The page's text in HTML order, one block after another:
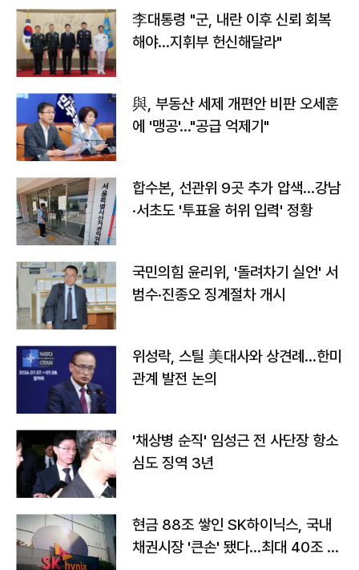
李대통령 "군, 내란 이후 신뢰 회복
해야…지휘부 헌신해달라"
與, 부동산 세제 개편안 비판 오세훈
에 '맹공'…"공급 억제기"
합수본, 선관위 9곳 추가 압색…강남
·서초도 '투표율 허위 입력' 정황
국민의힘 윤리위, '돌려차기 실언' 서
범수·진종오 징계절차 개시
위성락, 스틸 美대사와 상견례…한미
관계 발전 논의
'채상병 순직' 임성근 전 사단장 항소
심도 징역 3년
현금 88조 쌓인 SK하이닉스, 국내
채권시장 '큰손' 됐다…최대 40조 투